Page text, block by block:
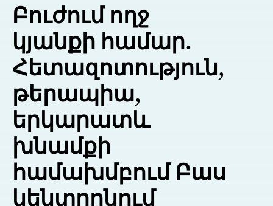
Բուժում ողջ
կյանքի համար.
Հետազոտություն,
թերապիա,
երկարատև
խնամքի
համախմբում Բաս
կենտրոնում